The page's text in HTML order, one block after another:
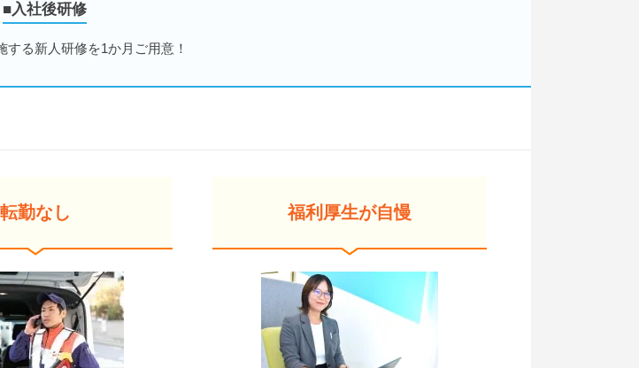
■入社後研修
する新人研修を1か月ご用意！
転勤なし 福利厚生が自慢